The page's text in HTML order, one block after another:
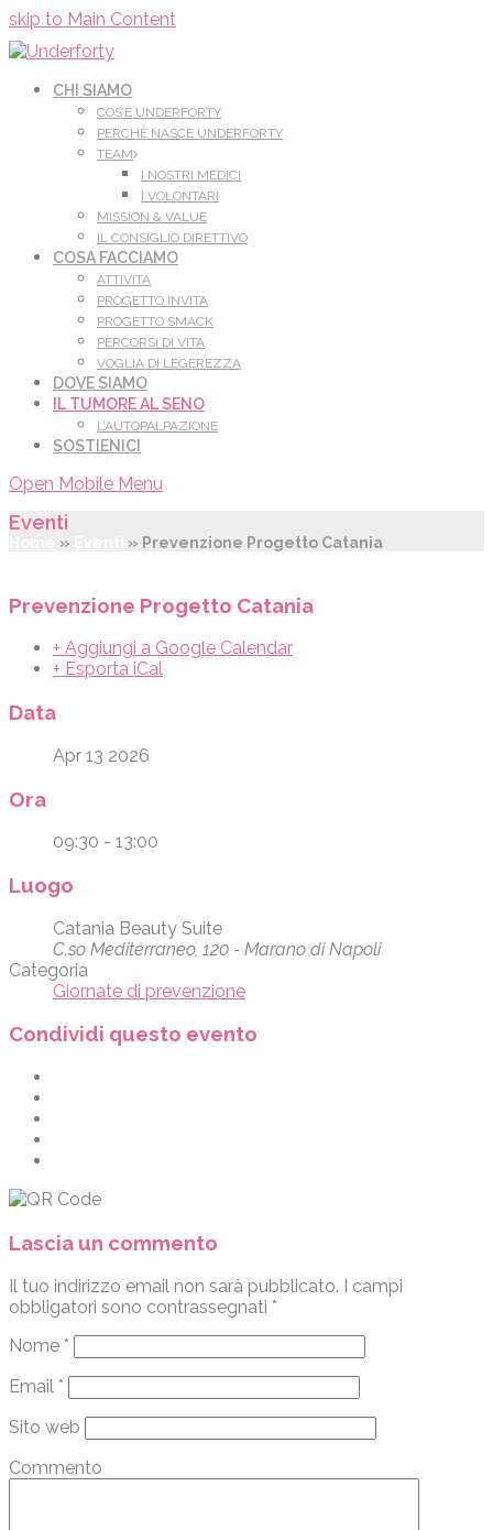
skip to Main Content
CHI SIAMO
COS’È UNDERFORTY
PERCHÈ NASCE UNDERFORTY
TEAM
I NOSTRI MEDICI
I VOLONTARI
MISSION & VALUE
IL CONSIGLIO DIRETTIVO
COSA FACCIAMO
ATTIVITÀ
PROGETTO INVITA
PROGETTO SMACK
PERCORSI DI VITA
VOGLIA DI LEGEREZZA
DOVE SIAMO
IL TUMORE AL SENO
L’AUTOPALPAZIONE
SOSTIENICI
Open Mobile Menu
Eventi
» » Prevenzione Progetto Catania
Prevenzione Progetto Catania
+ Aggiungi a Google Calendar
+ Esporta iCal
Data
Apr 13 2026
Ora
09:30 - 13:00
Luogo
Catania Beauty Suite
C.so Mediterraneo, 120 - Marano di Napoli
Categoria
Giornate di prevenzione
Condividi questo evento
Lascia un commento
Il tuo indirizzo email non sarà pubblicato. I campi
obbligatori sono contrassegnati *
Nome *
Email *
Sito web
Commento